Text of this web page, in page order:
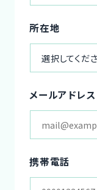
所在地
選択してくだ
メールアドレス
携帯電話